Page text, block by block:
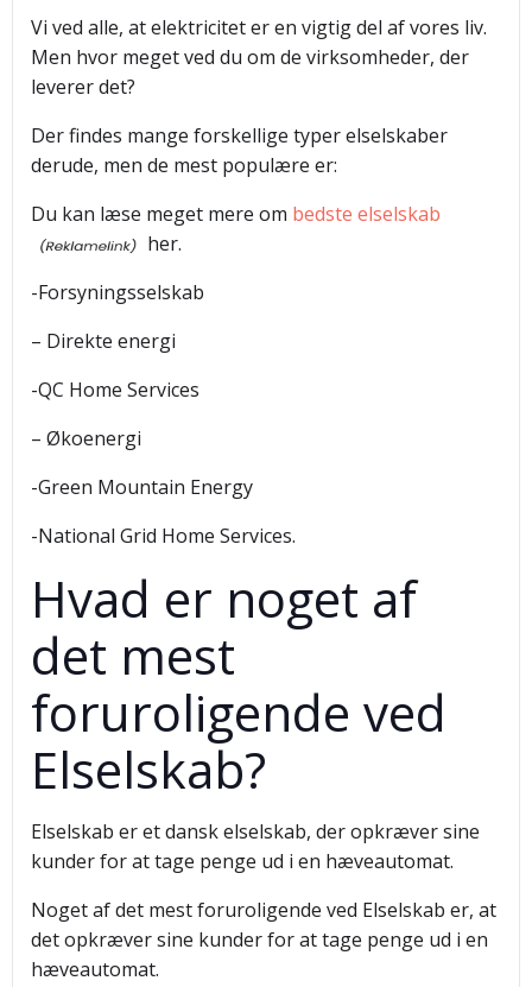
Vi ved alle, at elektricitet er en vigtig del af vores liv.
Men hvor meget ved du om de virksomheder, der
leverer det?
Der findes mange forskellige typer elselskaber
derude, men de mest populære er:
Du kan læse meget mere om bedste elselskab
her.
-Forsyningsselskab
– Direkte energi
-QC Home Services
– Økoenergi
-Green Mountain Energy
-National Grid Home Services.
Hvad er noget af
det mest
foruroligende ved
Elselskab?
Elselskab er et dansk elselskab, der opkræver sine
kunder for at tage penge ud i en hæveautomat.
Noget af det mest foruroligende ved Elselskab er, at
det opkræver sine kunder for at tage penge ud i en
hæveautomat.